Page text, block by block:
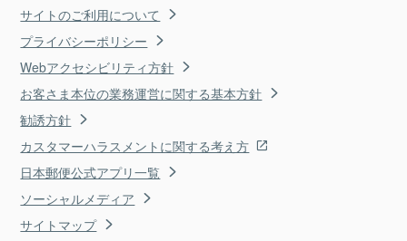
サイトのご利用について
プライバシーポリシー
Webアクセシビリティ方針
お客さま本位の業務運営に関する基本方針
勧誘方針
カスタマーハラスメントに関する考え方
日本郵便公式アプリ一覧
ソーシャルメディア
サイトマップ